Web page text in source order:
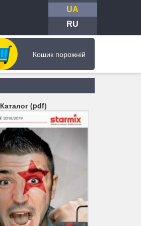
UA
RU
Кошик порожній
Каталог (pdf)